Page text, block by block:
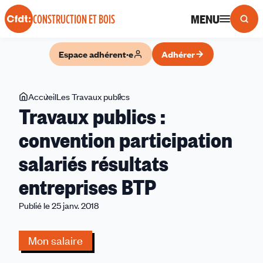
Panneau de gestion des cookies
CONSTRUCTION ET BOIS MENU
Espace adhérent·e Adhérer
Vous
êtes
ici
AccueilLes Travaux publics
publics
convention
participation
salariés
résultats
Travaux publics :
convention participation
salariés résultats
entreprises BTP
Publié le 25 janv. 2018
Mon salaire